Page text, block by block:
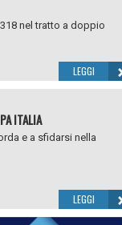
nel tratto a doppio
LEGGI
ITALIA
e a sfidarsi nella
LEGGI